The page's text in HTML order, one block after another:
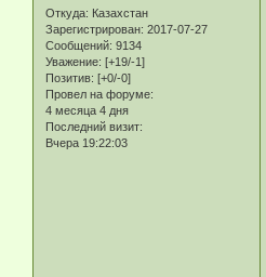
Откуда: Казахстан
Зарегистрирован: 2017-07-27
Сообщений: 9134
Уважение: [+19/-1]
Позитив: [+0/-0]
Провел на форуме:
4 месяца 4 дня
Последний визит:
Вчера 19:22:03